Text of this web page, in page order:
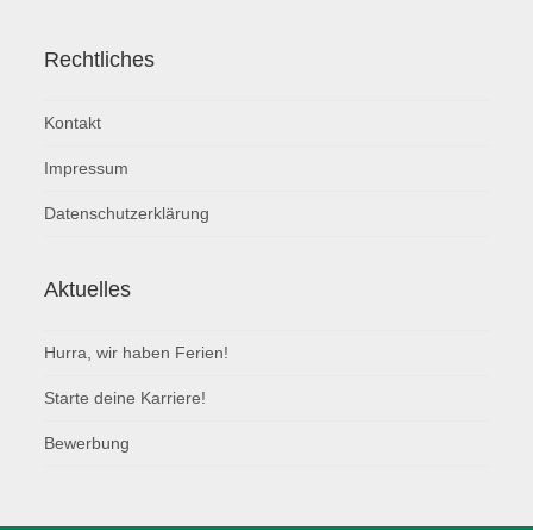
Rechtliches
Kontakt
Impressum
Datenschutzerklärung
Aktuelles
Hurra, wir haben Ferien!
Starte deine Karriere!
Bewerbung